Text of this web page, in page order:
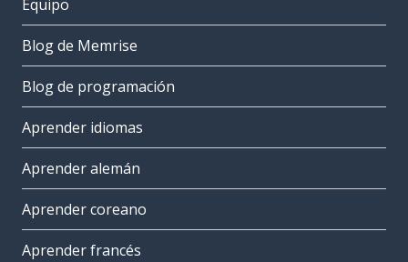
Equipo
Blog de Memrise
Blog de programación
Aprender idiomas
Aprender alemán
Aprender coreano
Aprender francés